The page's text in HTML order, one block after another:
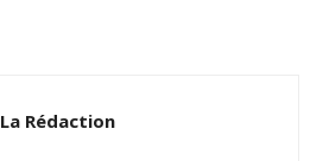
La Rédaction